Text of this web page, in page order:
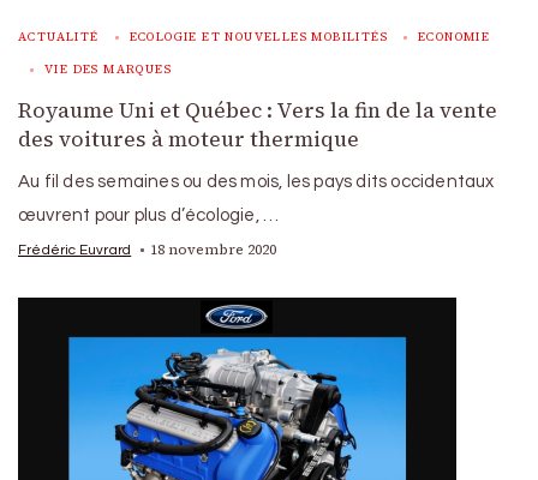
ACTUALITÉ ECOLOGIE ET NOUVELLES MOBILITÉS ECONOMIE
VIE DES MARQUES
Royaume Uni et Québec : Vers la fin de la vente
des voitures à moteur thermique
Au fil des semaines ou des mois, les pays dits occidentaux
œuvrent pour plus d’écologie, …
Frédéric Euvrard 18 novembre 2020